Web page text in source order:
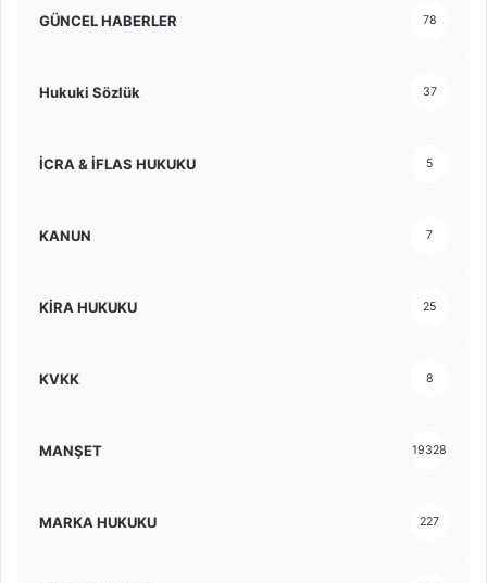
GÜNCEL HABERLER 78
Hukuki Sözlük 37
İCRA & İFLAS HUKUKU 5
KANUN 7
KİRA HUKUKU 25
KVKK 8
MANŞET 19328
MARKA HUKUKU 227